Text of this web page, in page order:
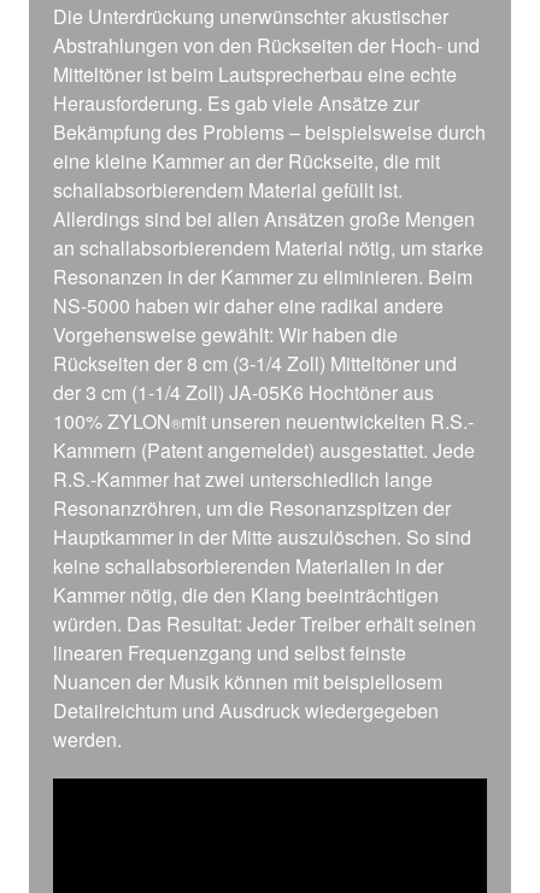
Die Unterdrückung unerwünschter akustischer
Abstrahlungen von den Rückseiten der Hoch- und
Mitteltöner ist beim Lautsprecherbau eine echte
Herausforderung. Es gab viele Ansätze zur
Bekämpfung des Problems – beispielsweise durch
eine kleine Kammer an der Rückseite, die mit
schallabsorbierendem Material gefüllt ist.
Allerdings sind bei allen Ansätzen große Mengen
an schallabsorbierendem Material nötig, um starke
Resonanzen in der Kammer zu eliminieren. Beim
NS-5000 haben wir daher eine radikal andere
Vorgehensweise gewählt: Wir haben die
Rückseiten der 8 cm (3-1/4 Zoll) Mitteltöner und
der 3 cm (1-1/4 Zoll) JA-05K6 Hochtöner aus
100% ZYLON®mit unseren neuentwickelten R.S.-
Kammern (Patent angemeldet) ausgestattet. Jede
R.S.-Kammer hat zwei unterschiedlich lange
Resonanzröhren, um die Resonanzspitzen der
Hauptkammer in der Mitte auszulöschen. So sind
keine schallabsorbierenden Materialien in der
Kammer nötig, die den Klang beeinträchtigen
würden. Das Resultat: Jeder Treiber erhält seinen
linearen Frequenzgang und selbst feinste
Nuancen der Musik können mit beispiellosem
Detailreichtum und Ausdruck wiedergegeben
werden.